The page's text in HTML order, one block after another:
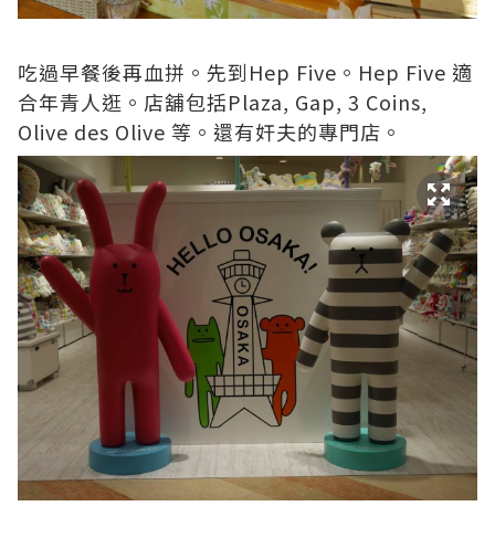
吃過早餐後再血拼。先到Hep Five。Hep Five 適
合年青人逛。店舖包括Plaza, Gap, 3 Coins,
Olive des Olive 等。還有奸夫的專門店。